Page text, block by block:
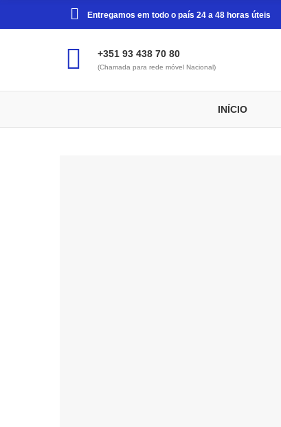
Entregamos em todo o país 24 a 48 horas úteis
+351 93 438 70 80
(Chamada para rede móvel Nacional)
INÍCIO